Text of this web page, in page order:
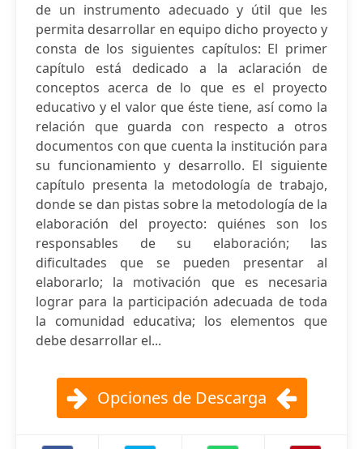
de un instrumento adecuado y útil que les
permita desarrollar en equipo dicho proyecto y
consta de los siguientes capítulos: El primer
capítulo está dedicado a la aclaración de
conceptos acerca de lo que es el proyecto
educativo y el valor que éste tiene, así como la
relación que guarda con respecto a otros
documentos con que cuenta la institución para
su funcionamiento y desarrollo. El siguiente
capítulo presenta la metodología de trabajo,
donde se dan pistas sobre la metodología de la
elaboración del proyecto: quiénes son los
responsables de su elaboración; las
dificultades que se pueden presentar al
elaborarlo; la motivación que es necesaria
lograr para la participación adecuada de toda
la comunidad educativa; los elementos que
debe desarrollar el...
Opciones de Descarga